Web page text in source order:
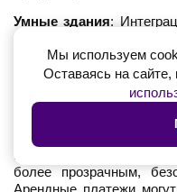
Умные здания:
пространством через
переговорные,
заказывать пропуск для
Цифровые
Использование
более прозрачным,
Мы используем
Оставаясь на